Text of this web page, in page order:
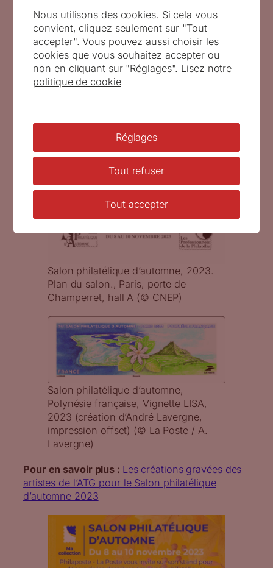
Salon philatélique d’automne, 2023.
Plan du salon., Paris, porte de
Champerret, hall A (© CNEP)
Salon philatélique d’automne,
Polynésie française, Vignette LISA,
2023 (création d’André Lavergne,
impression offset) (© La Poste / A.
Lavergne)
Pour en savoir plus : Les créations gravées des
artistes de l’ATG pour le Salon philatélique
d’automne 2023
Nous utilisons des cookies. Si cela vous
convient, cliquez seulement sur "Tout
accepter". Vous pouvez aussi choisir les
cookies que vous souhaitez accepter ou
non en cliquant sur "Réglages". Lisez notre
politique de cookie
Réglages
Tout refuser
Tout accepter